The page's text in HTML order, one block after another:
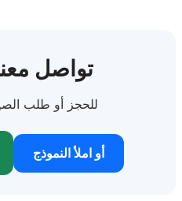
📞 تواصل
للحجز أو طلب
أو املأ النموذج